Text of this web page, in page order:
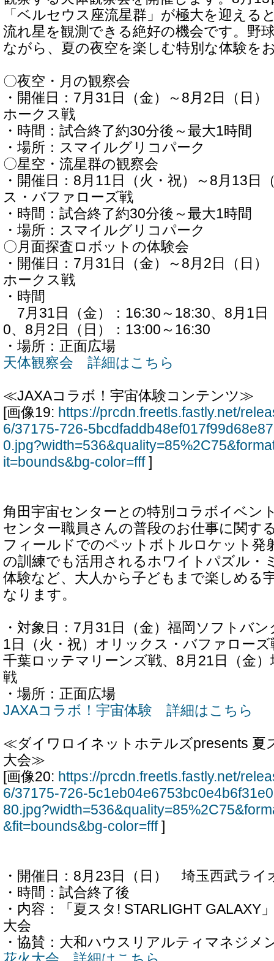
「ベルセウス座流星群」が極大を迎える
流れ星を観測できる絶好の機会です。野
ながら、夏の夜空を楽しむ特別な体験を
〇夜空・月の観察会
・開催日：7月31日（金）～8月2日（日
ホークス戦
・時間：試合終了約30分後～最大1時間
・場所：スマイルグリコパーク
〇星空・流星群の観察会
・開催日：8月11日（火・祝）～8月13
ス・バファローズ戦
・時間：試合終了約30分後～最大1時間
・場所：スマイルグリコパーク
〇月面探査ロボットの体験会
・開催日：7月31日（金）～8月2日（日
ホークス戦
・時間
7月31日（金）：16:30～18:30、8月1日
0、8月2日（日）：13:00～16:30
・場所：正面広場
天体観察会 詳細はこちら
≪JAXAコラボ！宇宙体験コンテンツ≫
[画像19: https://prcdn.freetls.fastly.net/
6/37175-726-
it=bounds&bg-color=fff]
角田宇宙センターとの特別コラボイベン
センター職員さんの普段のお仕事に関す
フィールドでのペットボトルロケット発
の訓練でも活用されるホワイトパズル・
体験など、大人から子どもまで楽しめる
なります。
・対象日：7月31日（金）福岡ソフトバ
1日（火・祝）オリックス・バファロー
千葉ロッテマリーンズ戦、8月21日（金
戦
・場所：正面広場
JAXAコラボ！宇宙体験 詳細はこちら
≪ダイワロイネットホテルズpresents 夏
大会≫
[画像20: https://prcdn.freetls.fastly.net/
6/37175-726-
&fit=bounds&bg-color=fff]
・開催日：8月23日（日） 埼玉西武ライ
・時間：試合終了後
・内容：「夏スタ! STARLIGHT GALAXY
大会
・協賛：大和ハウスリアルティマネジメ